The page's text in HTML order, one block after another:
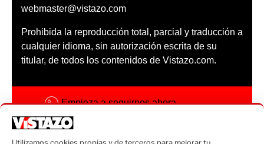
webmaster@vistazo.com
Prohibida la reproducción total, parcial y traducción a
cualquier idioma, sin autorización escrita de su
titular, de todos los contenidos de Vistazo.com.
Empieza a seguirnos ahora